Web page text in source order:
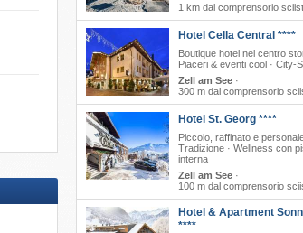
1 km dal comprensorio
Hotel Cella Central ****
Boutique hotel nel centro
Piaceri & eventi cool · City-
Zell am See·
300 m dal comprensorio
Hotel St. Georg ****
Piccolo, raffinato e
Tradizione · Wellness con
interna
Zell am See·
100 m dal comprensorio
Hotel & Apartment
****